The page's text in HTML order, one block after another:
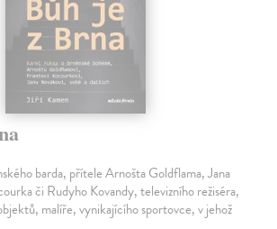
barda, přítele Arnošta Goldflama, Jana
či Rudyho Kovandy, televizního režiséra,
malíře, vynikajícího sportovce, v jehož